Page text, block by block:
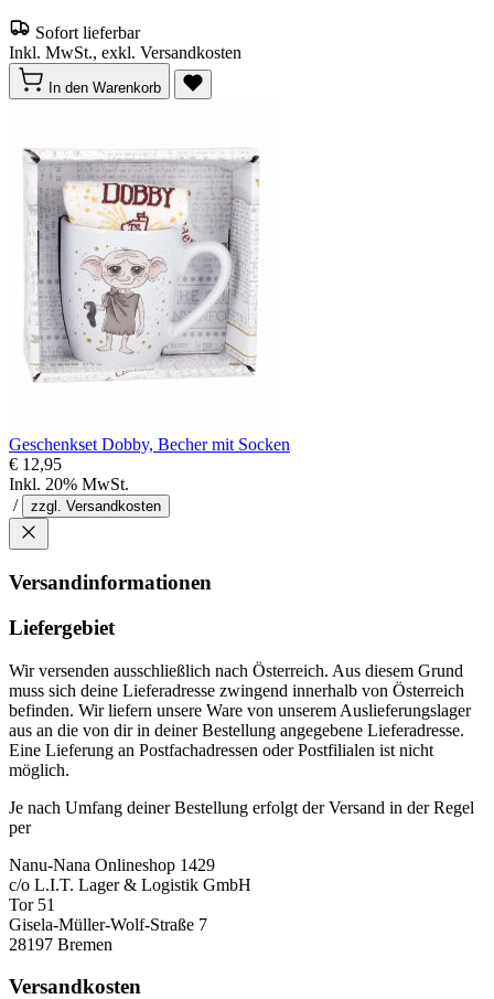
Sofort lieferbar
Inkl. MwSt., exkl. Versandkosten
In den Warenkorb
Geschenkset Dobby, Becher mit Socken
€ 12,95
Inkl. 20% MwSt.
/
zzgl. Versandkosten
Versandinformationen
Liefergebiet
Wir versenden ausschließlich nach Österreich. Aus diesem Grund
muss sich deine Lieferadresse zwingend innerhalb von Österreich
befinden. Wir liefern unsere Ware von unserem Auslieferungslager
aus an die von dir in deiner Bestellung angegebene Lieferadresse.
Eine Lieferung an Postfachadressen oder Postfilialen ist nicht
möglich.
Je nach Umfang deiner Bestellung erfolgt der Versand in der Regel
per
Nanu-Nana Onlineshop 1429
c/o L.I.T. Lager & Logistik GmbH
Tor 51
Gisela-Müller-Wolf-Straße 7
28197 Bremen
Versandkosten